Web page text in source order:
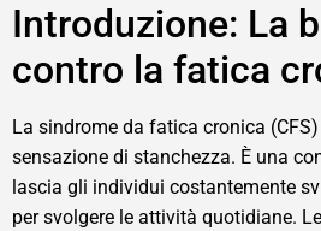
Introduzione: La
contro la fatica
La sindrome da fatica cronica
sensazione di stanchezza. È una
lascia gli individui costantemente
per svolgere le attività quotidiane.